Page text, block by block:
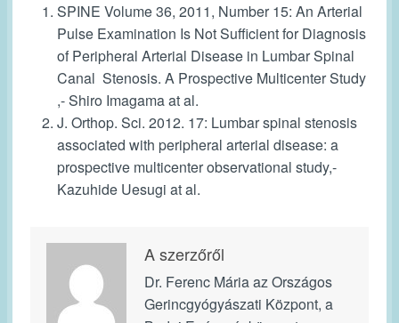
SPINE Volume 36, 2011, Number 15: An Arterial
Pulse Examination Is Not Sufficient for Diagnosis
of Peripheral Arterial Disease in Lumbar Spinal
Canal Stenosis. A Prospective Multicenter Study
,-Shiro Imagama at al.
J. Orthop. Sci. 2012. 17: Lumbar spinal stenosis
associated with peripheral arterial disease: a
prospective multicenter observational study,-
Kazuhide Uesugi at al.
A szerzőről
Dr. Ferenc Mária az Országos
Gerincgyógyászati Központ, a